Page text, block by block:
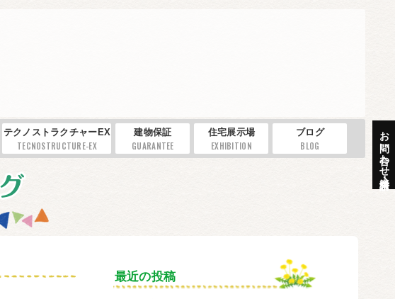
お問い合わせ・資料請求
テクノストラクチャーEX
TECNOSTRUCTURE-EX
建物保証
GUARANTEE
住宅展示場
EXHIBITION
ブログ
BLOG
最近の投稿